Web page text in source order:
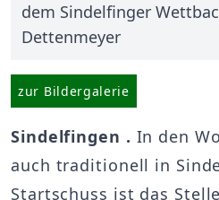
dem Sindelfinger
Dettenmeyer
zur Bildergalerie
Sindelfingen . In den
auch traditionell in
Startschuss ist das